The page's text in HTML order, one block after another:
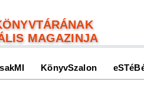
MAGAZINJA
KönyvSzalon